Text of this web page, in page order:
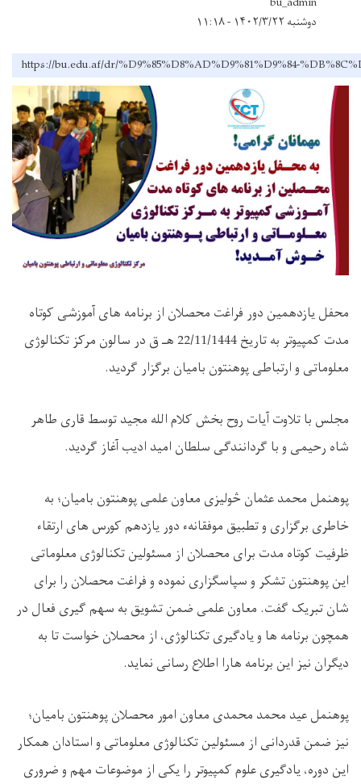
دوشنبه ۱۴۰۲/۳/۲۲ - ۱۱:۱۸
https://bu.edu.af/dr/%D9%85%D8%AD%D9%81%D9%84-
محفل یازدهمین دور فراغت محصلان از برنامه های آموزشی کوتاه
مدت کمپیوتر به تاریخ 22/11/1444 هـ ق در سالون مرکز تکنالوژی
معلوماتی و ارتباطی پوهنتون بامیان برگزار گردید.
مجلس با تلاوت آیات روح بخش کلام الله مجید توسط قاری طاهر
شاه رحیمی و با گردانندگی سلطان امید ادیب آغاز گردید.
پوهنمل محمد عثمانڅولیزی معاون علمی پوهنتون بامیان؛ به
خاطری برگزاری و تطبیق موفقانهء دور یازدهم کورس های ارتقاء
ظرفیت کوتاه مدت برای محصلان از مسئولین تکنالوژی معلوماتی
این پوهنتون تشکر و سپاسگزاری نموده و فراغت محصلان را برای
شان تبریک گفت. معاون علمی ضمن تشویق به سهم گیری فعال در
همچون برنامه ها و یادگیری تکنالوژی، از محصلان خواست تا به
دیگران نیز این برنامه هارا اطلاع رسانی نماید.
پوهنمل عید محمد محمدی معاون امور محصلان پوهنتون بامیان؛
نیز ضمن قدردانی از مسئولین تکنالوژی معلوماتی و استادان همکار
این دوره، یادگیری علوم کمپیوتر را یکی از موضوعات مهم و ضروری